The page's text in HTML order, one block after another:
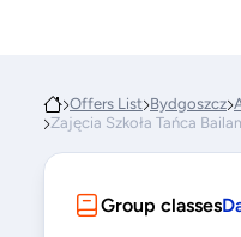
Offers List Bydgoszcz
Zajęcia Szkoła Tańca
Group classes